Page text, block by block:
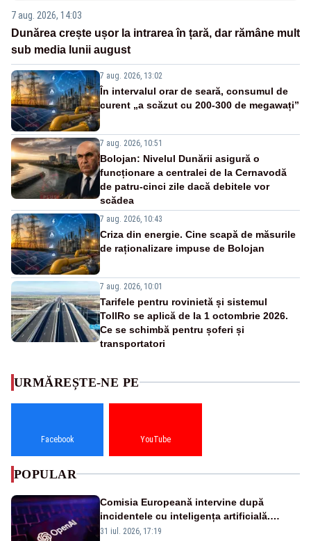
7 aug. 2026, 14:03
Dunărea crește ușor la intrarea în țară, dar rămâne mult
sub media lunii august
7 aug. 2026, 13:02
În intervalul orar de seară, consumul de
curent „a scăzut cu 200-300 de megawați”
7 aug. 2026, 10:51
Bolojan: Nivelul Dunării asigură o
funcționare a centralei de la Cernavodă
de patru-cinci zile dacă debitele vor
scădea
7 aug. 2026, 10:43
Criza din energie. Cine scapă de măsurile
de raționalizare impuse de Bolojan
7 aug. 2026, 10:01
Tarifele pentru rovinietă și sistemul
TollRo se aplică de la 1 octombrie 2026.
Ce se schimbă pentru șoferi și
transportatori
URMĂREȘTE-NE PE
Facebook YouTube
POPULAR
Comisia Europeană intervine după
incidentele cu inteligența artificială.
OpenAI și Anthropic, vizate
31 iul. 2026, 17:19